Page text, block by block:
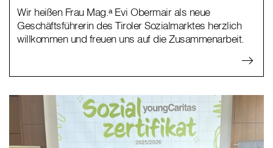
Wir heißen Frau Mag.ᵃ Evi Obermair als neue
Geschäftsführerin des Tiroler Sozialmarktes herzlich
willkommen und freuen uns auf die Zusammenarbeit.